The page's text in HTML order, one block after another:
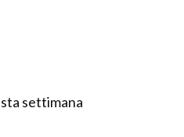
settimana